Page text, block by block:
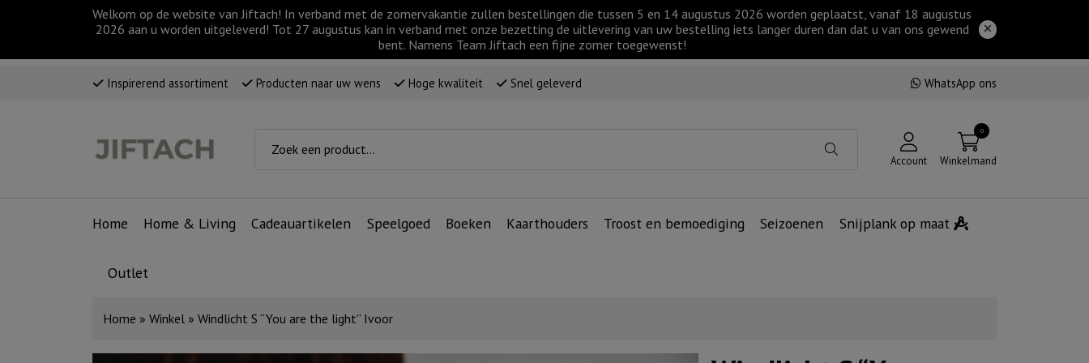
Welkom op de website van Jiftach! In verband met de zomervakantie zullen bestellingen die tussen 5 en 14 augustus 2026 worden geplaatst, vanaf 18 augustus
2026 aan u worden uitgeleverd! Tot 27 augustus kan in verband met onze bezetting de uitlevering van uw bestelling iets langer duren dan dat u van ons gewend
bent. Namens Team Jiftach een fijne zomer toegewenst!
Inspirerend assortiment Producten naar uw wens Hoge kwaliteit Snel geleverd WhatsApp ons
Account
0
Winkelmand
Home Home & Living Cadeauartikelen Speelgoed Boeken Kaarthouders Troost en bemoediging Seizoenen Snijplank op maat
Outlet
Home » Winkel » Windlicht S “You are the light” Ivoor